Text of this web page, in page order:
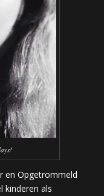
en Opgetrommeld
kinderen als